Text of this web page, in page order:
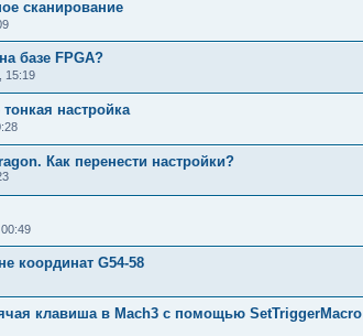
сканирование
базе FPGA?
15:19
настройка
Как перенести настройки?
координат G54-58
клавиша в Mach3 с помощью SetTriggerMacro